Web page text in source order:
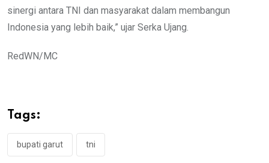
sinergi antara TNI dan masyarakat dalam membangun
Indonesia yang lebih baik,” ujar Serka Ujang.
RedWN/MC
Tags:
bupati garut tni